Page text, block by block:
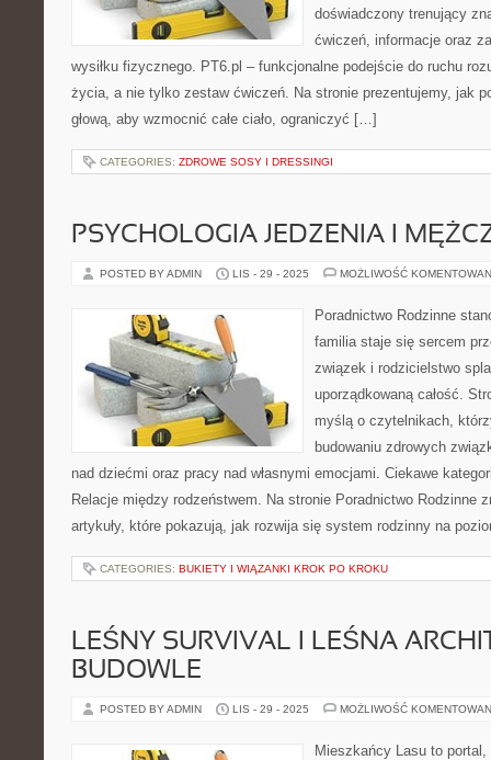
doświadczony trenujący
ćwiczeń, informacje oraz
wysiłku fizycznego. PT6.pl – funkcjonalne podejście do ruchu
życia, a nie tylko zestaw ćwiczeń. Na stronie prezentujemy, jak
głową, aby wzmocnić całe ciało, ograniczyć […]
CATEGORIES: ZDROWE SOSY I DRESSINGI
PSYCHOLOGIA JEDZENIA I
POSTED BY ADMIN LIS - 29 - 2025 MOŻLIWOŚĆ
Poradnictwo Rodzinne
familia staje się sercem
związek i rodzicielstwo
uporządkowaną całość.
myślą o czytelnikach,
budowaniu zdrowych
nad dziećmi oraz pracy nad własnymi emocjami. Ciekawe
Relacje między rodzeństwem. Na stronie Poradnictwo Rodzinne
artykuły, które pokazują, jak rozwija się system rodzinny na
CATEGORIES: BUKIETY I WIĄZANKI KROK PO KROKU
LEŚNY SURVIVAL I LEŚNA
BUDOWLE
POSTED BY ADMIN LIS - 29 - 2025 MOŻLIWOŚĆ
Mieszkańcy Lasu to portal,